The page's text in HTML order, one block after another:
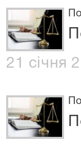
21 січня